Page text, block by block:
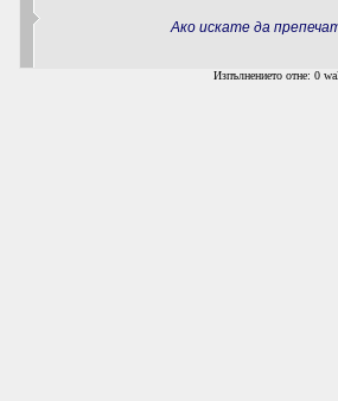
Ако искате да
Изпълнението отне: 0